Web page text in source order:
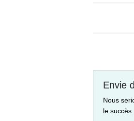
Envie
Nous
le succès.